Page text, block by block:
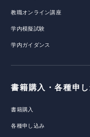
教職オンライン講座
学内模擬試験
学内ガイダンス
書籍購入・各種申
書籍購入
各種申し込み